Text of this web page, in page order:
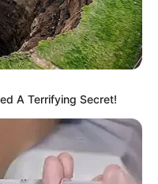
A Terrifying Secret!